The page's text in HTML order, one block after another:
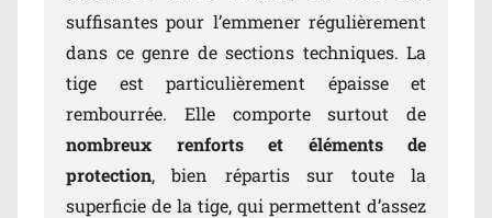
suffisantes pour l’emmener régulièrement
dans ce genre de sections techniques. La
tige est particulièrement épaisse et
rembourrée. Elle comporte surtout de
nombreux renforts et éléments de
protection, bien répartis sur toute la
superficie de la tige, qui permettent d’assez